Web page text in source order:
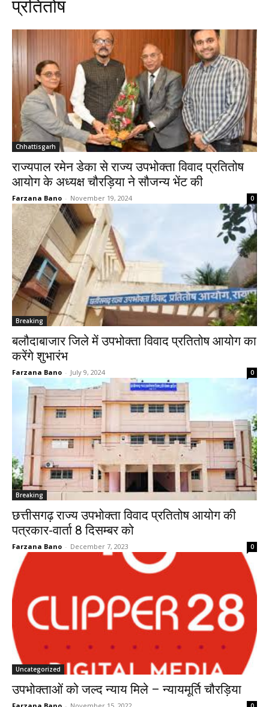
प्रतितोष
Chhattisgarh
राज्यपाल रमेन डेका से राज्य उपभोक्ता विवाद प्रतितोष
आयोग के अध्यक्ष चौरड़िया ने सौजन्य भेंट की
Farzana Bano - November 19, 2024 0
Breaking
बलौदाबाजार जिले में उपभोक्ता विवाद प्रतितोष आयोग का
करेंगे शुभारंभ
Farzana Bano - July 9, 2024 0
Breaking
छत्तीसगढ़ राज्य उपभोक्ता विवाद प्रतितोष आयोग की
पत्रकार-वार्ता 8 दिसम्बर को
Farzana Bano - December 7, 2023 0
Uncategorized
उपभोक्ताओं को जल्द न्याय मिले – न्यायमूर्ति चौरड़िया